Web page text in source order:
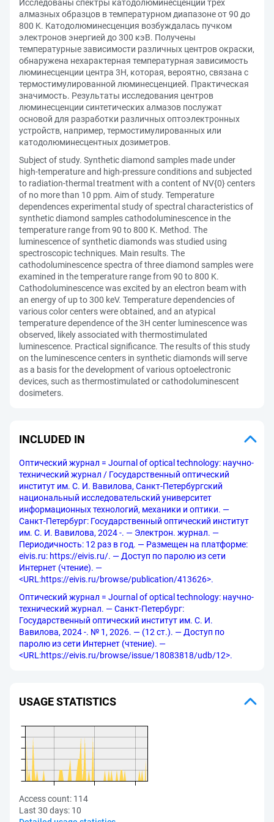
Исследованы спектры катодолюминесценции трех
алмазных образцов в температурном диапазоне от 90 до
800 K. Катодолюминесценция возбуждалась пучком
электронов энергией до 300 кэВ. Получены
температурные зависимости различных центров окраски,
обнаружена нехарактерная температурная зависимость
люминесценции центра 3Н, которая, вероятно, связана с
термостимулированной люминесценцией. Практическая
значимость. Результаты исследования центров
люминесценции синтетических алмазов послужат
основой для разработки различных оптоэлектронных
устройств, например, термостимулированных или
катодолюминесцентных дозиметров.
Subject of study. Synthetic diamond samples made under
high-temperature and high-pressure conditions and subjected
to radiation-thermal treatment with a content of NV{0} centers
of no more than 10 ppm. Aim of study. Temperature
dependences experimental study of spectral characteristics of
synthetic diamond samples cathodoluminescence in the
temperature range from 90 to 800 K. Method. The
luminescence of synthetic diamonds was studied using
spectroscopic techniques. Main results. The
cathodoluminescence spectra of three diamond samples were
examined in the temperature range from 90 to 800 K.
Cathodoluminescence was excited by an electron beam with
an energy of up to 300 keV. Temperature dependencies of
various color centers were obtained, and an atypical
temperature dependence of the 3H center luminescence was
observed, likely associated with thermostimulated
luminescence. Practical significance. The results of this study
on the luminescence centers in synthetic diamonds will serve
as a basis for the development of various optoelectronic
devices, such as thermostimulated or cathodoluminescent
dosimeters.
INCLUDED IN
Оптический журнал = Journal of optical technology: научно-
технический журнал / Государственный оптический
институт им. С. И. Вавилова, Санкт-Петербургский
национальный исследовательский университет
информационных технологий, механики и оптики. —
Санкт-Петербург: Государственный оптический институт
им. С. И. Вавилова, 2024 -. — Электрон. журнал. —
Периодичность: 12 раз в год. — Размещен на платформе:
eivis.ru: https://eivis.ru/. — Доступ по паролю из сети
Интернет (чтение). —
<URL:https://eivis.ru/browse/publication/413626>.
Оптический журнал = Journal of optical technology: научно-
технический журнал. — Санкт-Петербург:
Государственный оптический институт им. С. И.
Вавилова, 2024 -. № 1, 2026. — (12 ст.). — Доступ по
паролю из сети Интернет (чтение). —
<URL:https://eivis.ru/browse/issue/18083818/udb/12>.
USAGE STATISTICS
Access count: 114
Last 30 days: 10